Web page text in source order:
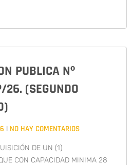
PUBLICA Nº
(SEGUNDO
NO HAY COMENTARIOS
DE UN (1)
CON CAPACIDAD MINIMA 28